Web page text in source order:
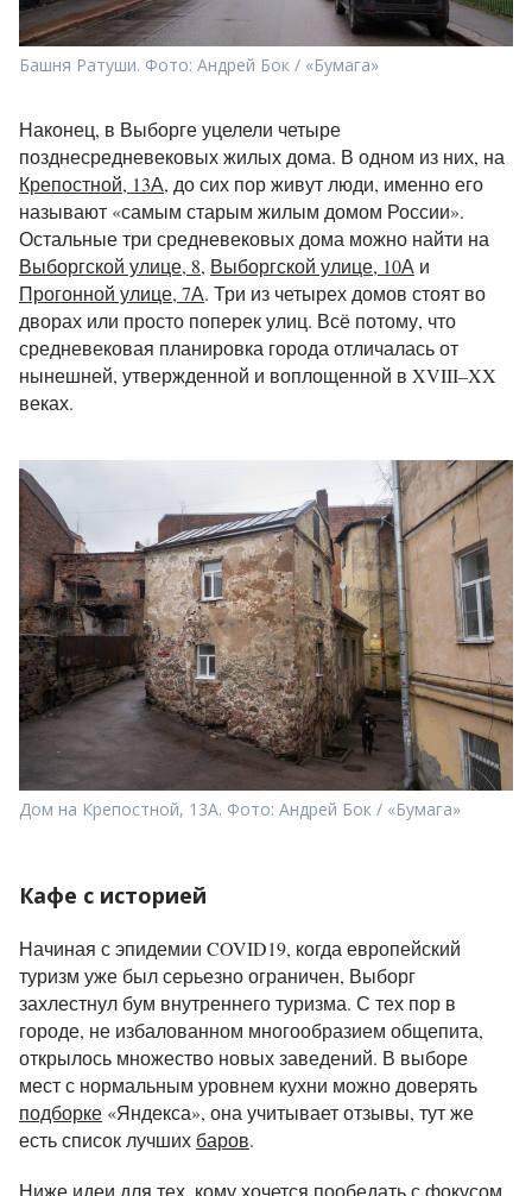
Башня Ратуши. Фото: Андрей Бок / «Бумага»
Наконец, в Выборге уцелели четыре
позднесредневековых жилых дома. В одном из них, на
Крепостной, 13А, до сих пор живут люди, именно его
называют «самым старым жилым домом России».
Остальные три средневековых дома можно найти на
Выборгской улице, 8, Выборгской улице, 10А и
Прогонной улице, 7А. Три из четырех домов стоят во
дворах или просто поперек улиц. Всё потому, что
средневековая планировка города отличалась от
нынешней, утвержденной и воплощенной в XVIII–XX
веках.
Дом на Крепостной, 13А. Фото: Андрей Бок / «Бумага»
Кафе с историей
Начиная с эпидемии COVID19, когда европейский
туризм уже был серьезно ограничен, Выборг
захлестнул бум внутреннего туризма. С тех пор в
городе, не избалованном многообразием общепита,
открылось множество новых заведений. В выборе
мест с нормальным уровнем кухни можно доверять
подборке «Яндекса», она учитывает отзывы, тут же
есть список лучших баров.
Ниже идеи для тех, кому хочется пообедать с фокусом